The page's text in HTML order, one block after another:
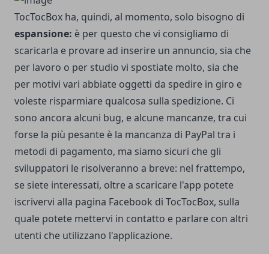
TocTocBox ha, quindi, al momento, solo bisogno di
espansione: è per questo che vi consigliamo di
scaricarla e provare ad inserire un annuncio, sia che
per lavoro o per studio vi spostiate molto, sia che
per motivi vari abbiate oggetti da spedire in giro e
voleste risparmiare qualcosa sulla spedizione. Ci
sono ancora alcuni bug, e alcune mancanze, tra cui
forse la più pesante è la mancanza di PayPal tra i
metodi di pagamento, ma siamo sicuri che gli
sviluppatori le risolveranno a breve: nel frattempo,
se siete interessati, oltre a scaricare l'app potete
iscrivervi alla pagina Facebook di TocTocBox, sulla
quale potete mettervi in contatto e parlare con altri
utenti che utilizzano l'applicazione.